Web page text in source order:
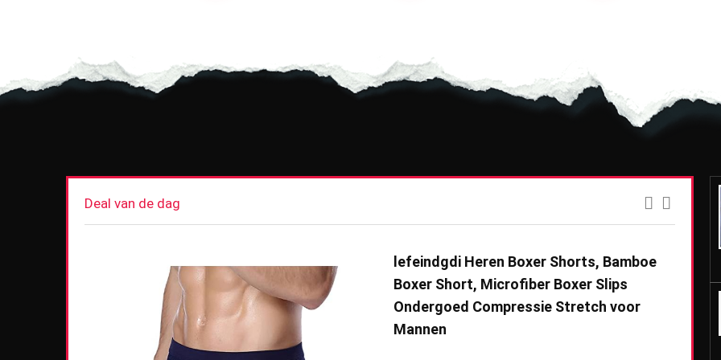
Deal van de dag
lefeindgdi Heren Boxer Shorts, Bamboe
Boxer Short, Microfiber Boxer Slips
Ondergoed Compressie Stretch voor
Mannen